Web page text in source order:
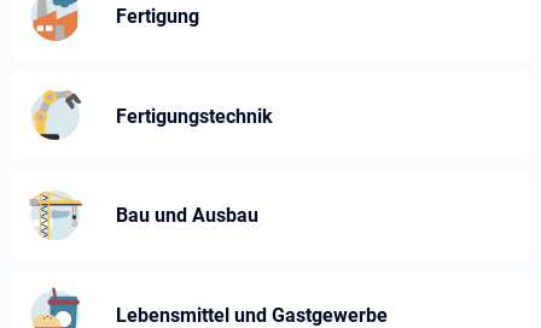
Fertigung
Fertigungstechnik
Bau und Ausbau
Lebensmittel und Gastgewerbe